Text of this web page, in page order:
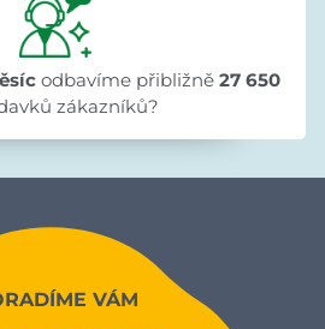
odbavíme přibližně 27 650
zákazníků?
VÁM